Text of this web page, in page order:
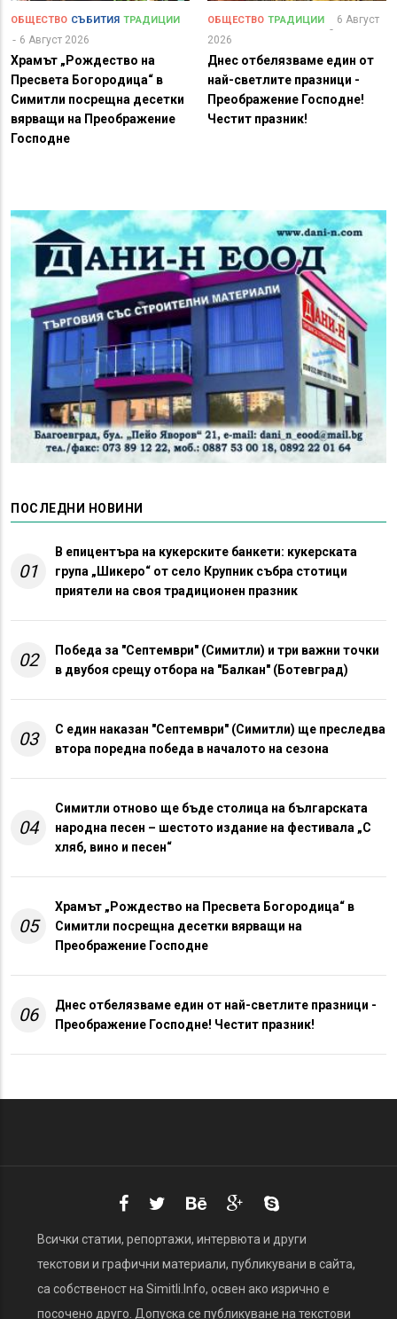
ОБЩЕСТВО СЪБИТИЯ ТРАДИЦИИ
6 Август 2026
Храмът „Рождество на
Пресвета Богородица“ в
Симитли посрещна десетки
вярващи на Преображение
Господне
ОБЩЕСТВО ТРАДИЦИИ
6 Август
2026
Днес отбелязваме един от
най-светлите празници -
Преображение Господне!
Честит празник!
ПОСЛЕДНИ НОВИНИ
01
В епицентъра на кукерските банкети: кукерската
група „Шикеро“ от село Крупник събра стотици
приятели на своя традиционен празник
02
Победа за "Септември" (Симитли) и три важни точки
в двубоя срещу отбора на "Балкан" (Ботевград)
03
С един наказан "Септември" (Симитли) ще преследва
втора поредна победа в началото на сезона
04
Симитли отново ще бъде столица на българската
народна песен – шестото издание на фестивала „С
хляб, вино и песен“
05
Храмът „Рождество на Пресвета Богородица“ в
Симитли посрещна десетки вярващи на
Преображение Господне
06
Днес отбелязваме един от най-светлите празници -
Преображение Господне! Честит празник!
Всички статии, репортажи, интервюта и други
текстови и графични материали, публикувани в сайта,
са собственост на Simitli.Info, освен ако изрично е
посочено друго. Допуска се публикуване на текстови